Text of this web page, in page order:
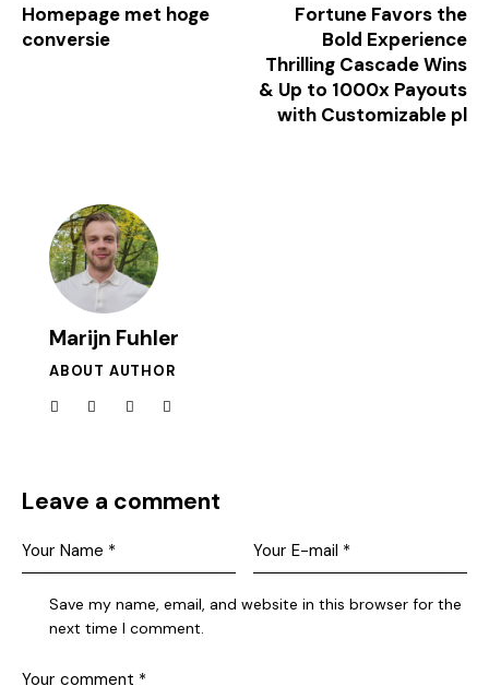
Homepage met hoge
conversie
Fortune Favors the
Bold Experience
Thrilling Cascade Wins
& Up to 1000x Payouts
with Customizable pl
Marijn Fuhler
ABOUT AUTHOR
Leave a comment
Save my name, email, and website in this browser for the
next time I comment.